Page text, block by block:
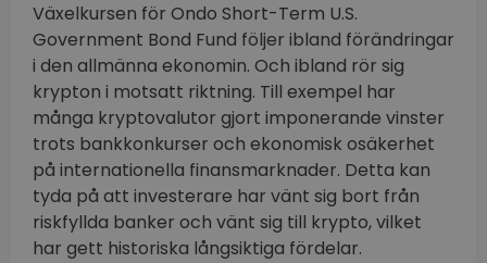
Växelkursen för Ondo Short-Term U.S.
Government Bond Fund följer ibland förändringar
i den allmänna ekonomin. Och ibland rör sig
krypton i motsatt riktning. Till exempel har
många kryptovalutor gjort imponerande vinster
trots bankkonkurser och ekonomisk osäkerhet
på internationella finansmarknader. Detta kan
tyda på att investerare har vänt sig bort från
riskfyllda banker och vänt sig till krypto, vilket
har gett historiska långsiktiga fördelar.